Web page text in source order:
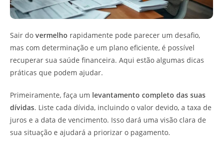
Sair do vermelho rapidamente pode parecer um desafio,
mas com determinação e um plano eficiente, é possível
recuperar sua saúde financeira. Aqui estão algumas dicas
práticas que podem ajudar.
Primeiramente, faça um levantamento completo das suas
dívidas. Liste cada dívida, incluindo o valor devido, a taxa de
juros e a data de vencimento. Isso dará uma visão clara de
sua situação e ajudará a priorizar o pagamento.